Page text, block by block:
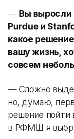
— Вы выросли
Purdue и
какое
вашу жизнь,
совсем
— Сложно
но, думаю,
решение пойти
в РФМШ я